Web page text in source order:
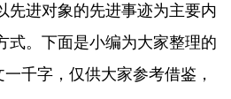
先进对象的先进事迹为主要内
式。下面是小编为大家整理的
千字，仅供大家参考借鉴，